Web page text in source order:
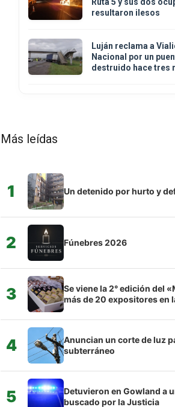
resultaron ilesos
Luján reclama a
Nacional por un
destruido hace tres
Más leídas
1 Un detenido por hurto y
2 Fúnebres 2026
3
Se viene la 2° edición del
más de 20 expositores en
4
Anuncian un corte de luz
subterráneo
5
Detuvieron en Gowland a
buscado por la Justicia